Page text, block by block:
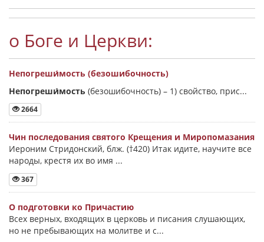
о Боге и Церкви:
Непогреши́мость (безошибочность)
Непогреши́мость (безошибочность) – 1) свойство, прис...
2664
Чин последования святого Крещения и Миропомазания
Иероним Стридонский, блж. (†420) Итак идите, научите все
народы, крестя их во имя ...
367
О подготовки ко Причастию
Всех верных, входящих в церковь и писания слушающих,
но не пребывающих на молитве и с...